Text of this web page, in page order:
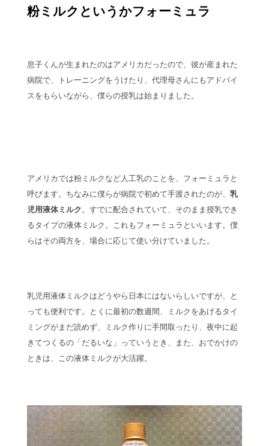
粉ミルクというかフォーミュラ
息子くんが生まれたのはアメリカだったので、彼が産まれた
病院で、トレーニングをうけたり、代理母さんにもアドバイ
スをもらいながら、僕らの授乳は始まりました。
アメリカでは粉ミルクなど人工乳のことを、フォーミュラと
呼びます。ちなみに僕らが病院で初めて手渡されたのが、 乳
児用液体ミルク。すでに配合されていて、そのまま授乳でき
るタイプの液体ミルク。これもフォーミュラといいます。僕
らはその両方を、場合に応じて使い分けていました。
乳児用液体ミルクはどうやら日本にはないらしいですが、と
っても便利です。とくに最初の数週間、ミルクをあげるタイ
ミングがまだ読めず、ミルク作りに手間取ったり、夜中に起
きてつくるの「だるいな」っていうとき、また、おでかけの
ときは、この液体ミルクが大活躍。